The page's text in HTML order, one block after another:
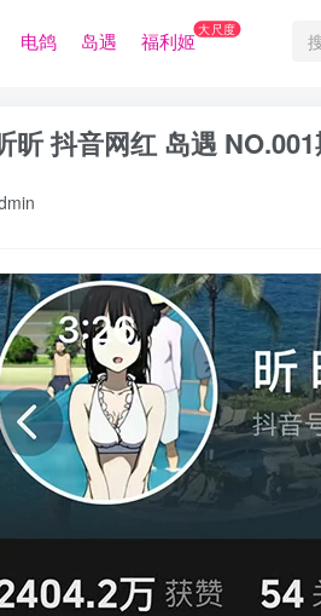
电鸽 岛遇 福利姬大尺度
昕 抖音网红 岛遇